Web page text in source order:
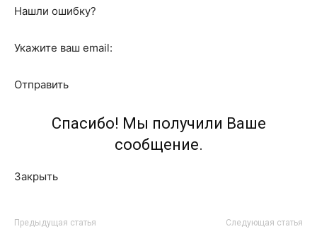
Нашли ошибку?
Укажите ваш email:
Отправить
Спасибо! Мы получили Ваше
сообщение.
Закрыть
Предыдущая статья Следующая статья